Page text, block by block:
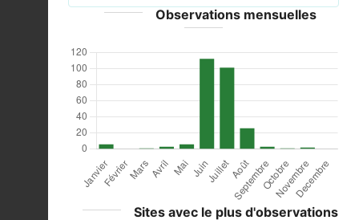
Observations mensuelles
Sites avec le plus d'observations